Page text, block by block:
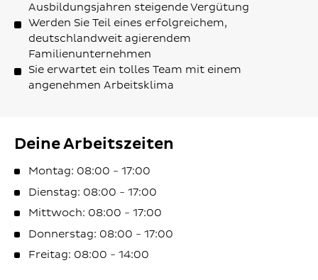
Ausbildungsjahren steigende Vergütung
Werden Sie Teil eines erfolgreichem,
deutschlandweit agierendem
Familienunternehmen
Sie erwartet ein tolles Team mit einem
angenehmen Arbeitsklima
Deine Arbeitszeiten
Montag: 08:00 - 17:00
Dienstag: 08:00 - 17:00
Mittwoch: 08:00 - 17:00
Donnerstag: 08:00 - 17:00
Freitag: 08:00 - 14:00